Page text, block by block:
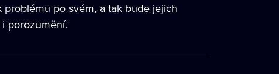
po svém, a tak bude jejich
porozumění.